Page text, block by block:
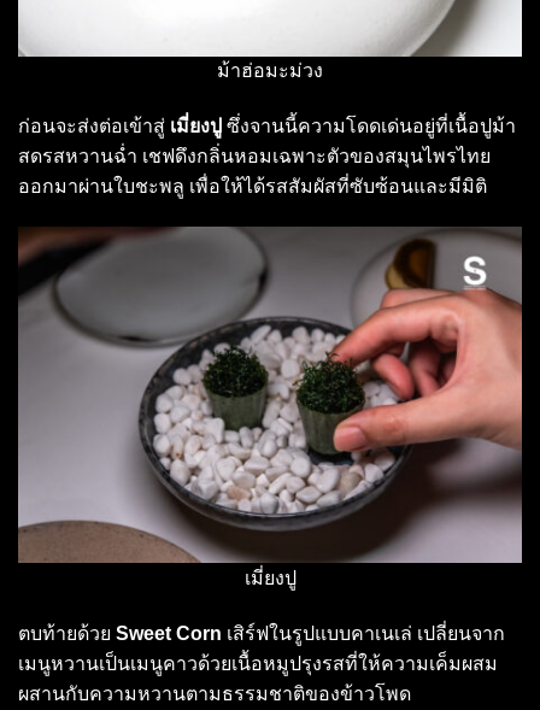
ม้าฮ่อมะม่วง
ก่อนจะส่งต่อเข้าสู่ เมี่ยงปู ซึ่งจานนี้ความโดดเด่นอยู่ที่เนื้อปูม้า
สดรสหวานฉ่ำ เชฟดึงกลิ่นหอมเฉพาะตัวของสมุนไพรไทย
ออกมาผ่านใบชะพลู เพื่อให้ได้รสสัมผัสที่ซับซ้อนและมีมิติ
เมี่ยงปู
ตบท้ายด้วย Sweet Corn เสิร์ฟในรูปแบบคาเนเล่ เปลี่ยนจาก
เมนูหวานเป็นเมนูคาวด้วยเนื้อหมูปรุงรสที่ให้ความเค็มผสม
ผสานกับความหวานตามธรรมชาติของข้าวโพด